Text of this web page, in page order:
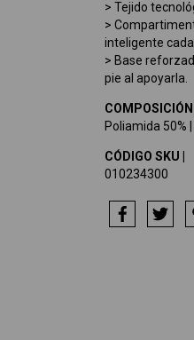
> Tejido
>
inteligente
> Base
pie al apoyarla.
COMPOSICIÓN |
Poliamida 50%
CÓDIGO SKU |
010234300